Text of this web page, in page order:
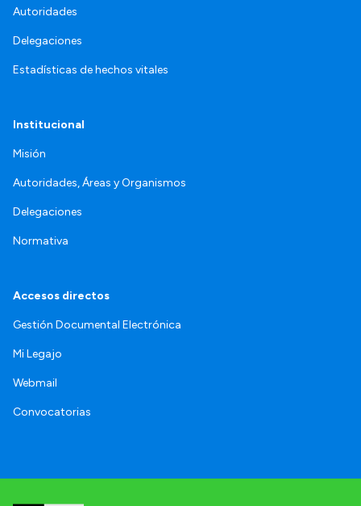
Autoridades
Delegaciones
Estadísticas de hechos vitales
Institucional
Misión
Autoridades, Áreas y Organismos
Delegaciones
Normativa
Accesos directos
Gestión Documental Electrónica
Mi Legajo
Webmail
Convocatorias